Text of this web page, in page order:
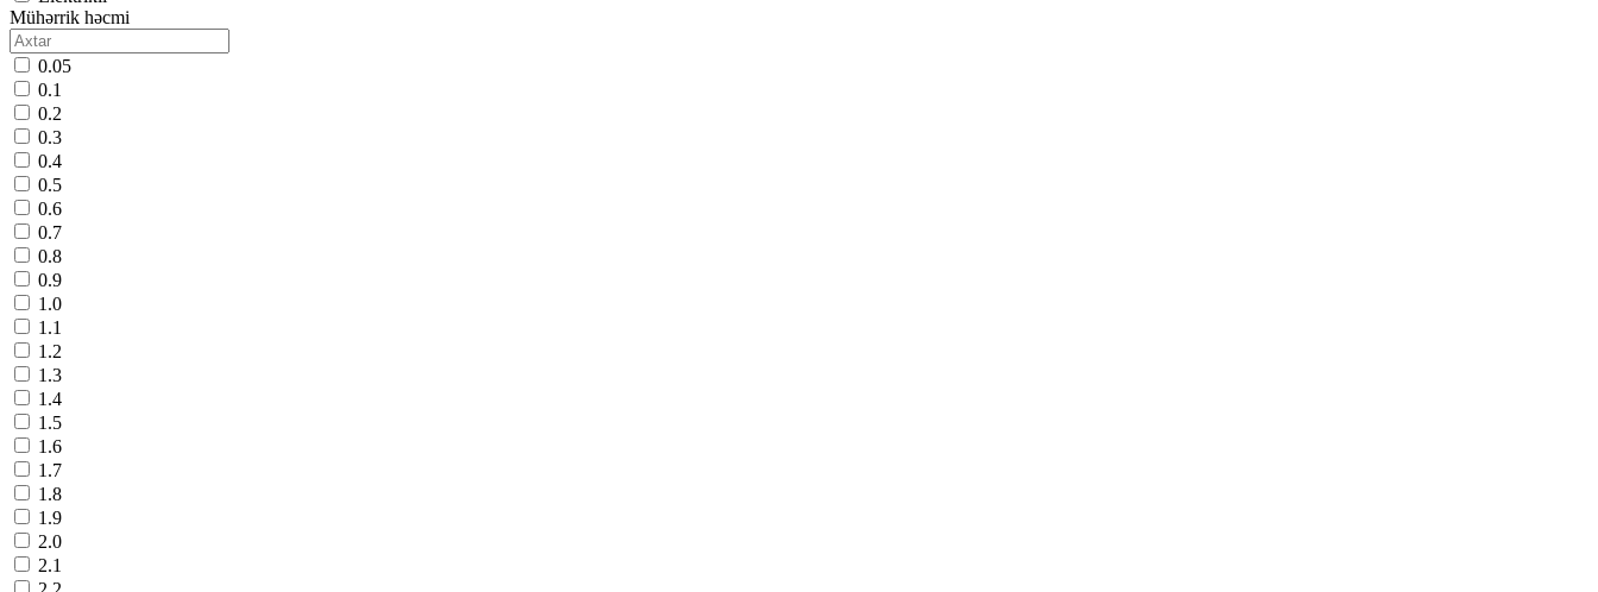
Mühərrik həcmi
0.05
0.1
0.2
0.3
0.4
0.5
0.6
0.7
0.8
0.9
1.0
1.1
1.2
1.3
1.4
1.5
1.6
1.7
1.8
1.9
2.0
2.1